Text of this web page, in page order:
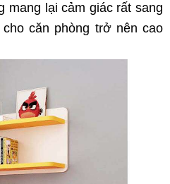
mang lại cảm giác rất sang
căn phòng trở nên cao